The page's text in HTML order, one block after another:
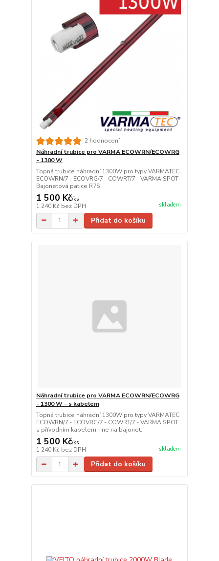
2 hodnocení
Náhradní trubice pro VARMA ECOWRN/ECOWRG
- 1300 W
Topná trubice náhradní 1300W pro typy VARMATEC
ECOWRN/7 - ECOVRG/7 - COWRT/7 - VARMA SPOT
Bajonetová patice R7S
1 500 Kč/ks
1 240 Kč bez DPH skladem
Přidat do košíku
Náhradní trubice pro VARMA ECOWRN/ECOWRG
- 1300 W - s kabelem
Topná trubice náhradní 1300W pro typy VARMATEC
ECOWRN/7 - ECOVRG/7 - COWRT/7 - VARMA SPOT
s přívodním kabelem - ne na bajonet.
1 500 Kč/ks
1 240 Kč bez DPH skladem
Přidat do košíku